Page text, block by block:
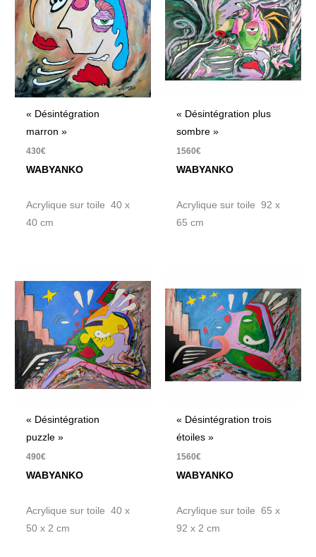
« Désintégration
marron »
430€
WABYANKO
Acrylique sur toile 40 x
40 cm
« Désintégration plus
sombre »
1560€
WABYANKO
Acrylique sur toile 92 x
65 cm
« Désintégration
puzzle »
490€
WABYANKO
Acrylique sur toile 40 x
50 x 2 cm
« Désintégration trois
étoiles »
1560€
WABYANKO
Acrylique sur toile 65 x
92 x 2 cm